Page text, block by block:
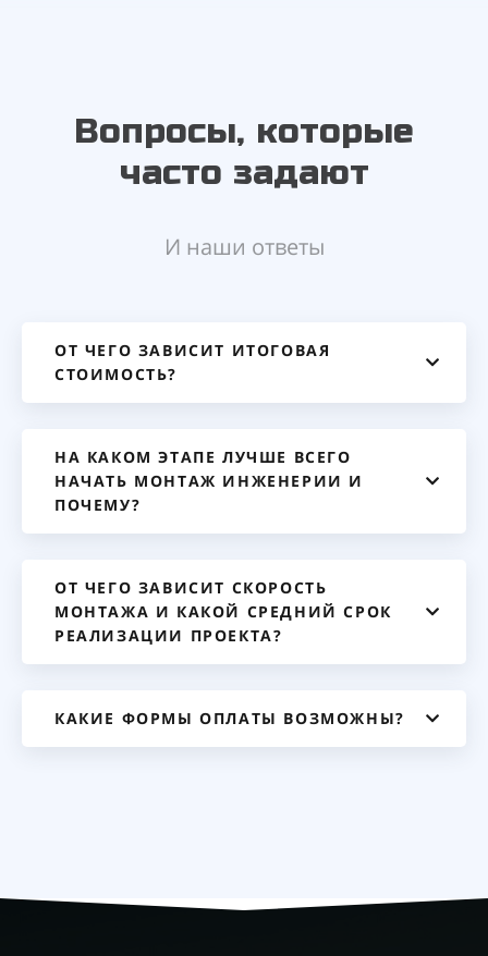
Вопросы, которые
часто задают
И наши ответы
ОТ ЧЕГО ЗАВИСИТ ИТОГОВАЯ
СТОИМОСТЬ?
НА КАКОМ ЭТАПЕ ЛУЧШЕ ВСЕГО
НАЧАТЬ МОНТАЖ ИНЖЕНЕРИИ И
ПОЧЕМУ?
ОТ ЧЕГО ЗАВИСИТ СКОРОСТЬ
МОНТАЖА И КАКОЙ СРЕДНИЙ СРОК
РЕАЛИЗАЦИИ ПРОЕКТА?
КАКИЕ ФОРМЫ ОПЛАТЫ ВОЗМОЖНЫ?